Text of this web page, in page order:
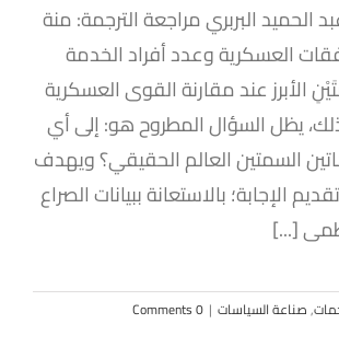
الحميد البربري مراجعة الترجمة: منة
العسكرية وعدد أفراد الخدمة
الأبرز عند مقارنة القوى العسكرية
يظل السؤال المطروح هو: إلى أي
السمتين العالم الحقيقي؟ ويهدف
الإجابة؛ بالاستعانة ببيانات الصراع
[...]
,صناعة السياسات |
0 Comments